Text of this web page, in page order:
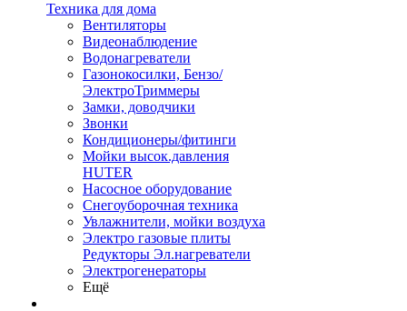
Техника для дома
Вентиляторы
Видеонаблюдение
Водонагреватели
Газонокосилки, Бензо/
ЭлектроТриммеры
Замки, доводчики
Звонки
Кондиционеры/фитинги
Мойки высок.давления
HUTER
Насосное оборудование
Снегоуборочная техника
Увлажнители, мойки воздуха
Электро газовые плиты
Редукторы Эл.нагреватели
Электрогенераторы
Ещё